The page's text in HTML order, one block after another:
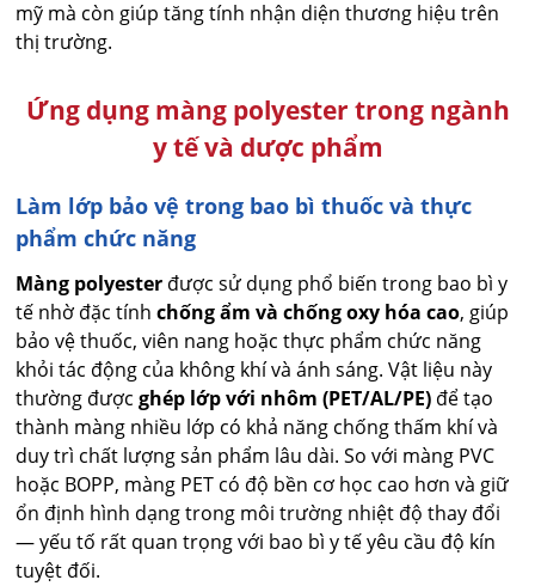
mỹ mà còn giúp tăng tính nhận diện thương hiệu trên
thị trường.
Ứng dụng màng polyester trong ngành
y tế và dược phẩm
Làm lớp bảo vệ trong bao bì thuốc và thực
phẩm chức năng
Màng polyester được sử dụng phổ biến trong bao bì y
tế nhờ đặc tínhchống ẩm và chống oxy hóa cao, giúp
bảo vệ thuốc, viên nang hoặc thực phẩm chức năng
khỏi tác động của không khí và ánh sáng. Vật liệu này
thường đượcghép lớp với nhôm (PET/AL/PE) để tạo
thành màng nhiều lớp có khả năng chống thấm khí và
duy trì chất lượng sản phẩm lâu dài. So với màng PVC
hoặc BOPP, màng PET có độ bền cơ học cao hơn và giữ
ổn định hình dạng trong môi trường nhiệt độ thay đổi
— yếu tố rất quan trọng với bao bì y tế yêu cầu độ kín
tuyệt đối.